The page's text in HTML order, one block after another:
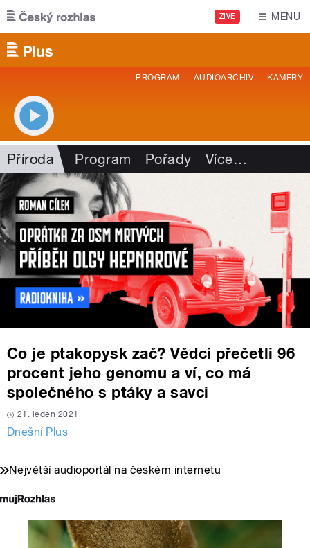
Přejít k hlavnímu obsahu
ŽIVĚ MENU
PROGRAM AUDIOARCHIV KAMERY
Příroda Program Pořady Více…
Co je ptakopysk zač? Vědci přečetli 96
procent jeho genomu a ví, co má
společného s ptáky a savci
21. leden 2021
Dnešní Plus
Největší audioportál na českém internetu